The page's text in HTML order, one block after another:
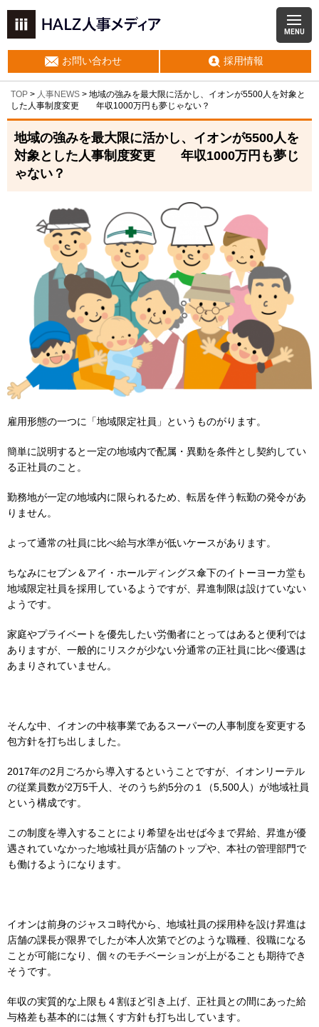
MENU
お問い合わせ 採用情報
TOP > 人事NEWS > 地域の強みを最大限に活かし、イオンが5500人を対象と
した人事制度変更 年収1000万円も夢じゃない？
地域の強みを最大限に活かし、イオンが5500人を
対象とした人事制度変更 年収1000万円も夢じ
ゃない？
雇用形態の一つに「地域限定社員」というものがります。
簡単に説明すると一定の地域内で配属・異動を条件とし契約してい
る正社員のこと。
勤務地が一定の地域内に限られるため、転居を伴う転勤の発令があ
りません。
よって通常の社員に比べ給与水準が低いケースがあります。
ちなみにセブン＆アイ・ホールディングス傘下のイトーヨーカ堂も
地域限定社員を採用しているようですが、昇進制限は設けていない
ようです。
家庭やプライベートを優先したい労働者にとってはあると便利では
ありますが、一般的にリスクが少ない分通常の正社員に比べ優遇は
あまりされていません。
そんな中、イオンの中核事業であるスーパーの人事制度を変更する
包方針を打ち出しました。
2017年の2月ごろから導入するということですが、イオンリーテル
の従業員数が2万5千人、そのうち約5分の１（5,500人）が地域社員
という構成です。
この制度を導入することにより希望を出せば今まで昇給、昇進が優
遇されていなかった地域社員が店舗のトップや、本社の管理部門で
も働けるようになります。
イオンは前身のジャスコ時代から、地域社員の採用枠を設け昇進は
店舗の課長が限界でしたが本人次第でどのような職種、役職になる
ことが可能になり、個々のモチベーションが上がることも期待でき
そうです。
年収の実質的な上限も４割ほど引き上げ、正社員との間にあった給
与格差も基本的には無くす方針も打ち出しています。